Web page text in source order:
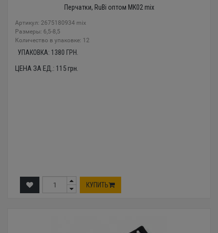
Перчатки, RuBi оптом MK02 mix
Артикул: 2675180934 mix
Размеры: 6,5-8,5
Количество в упаковке: 12
УПАКОВКА: 1380 ГРН.
ЦЕНА ЗА ЕД.: 115грн.
КУПИТЬ